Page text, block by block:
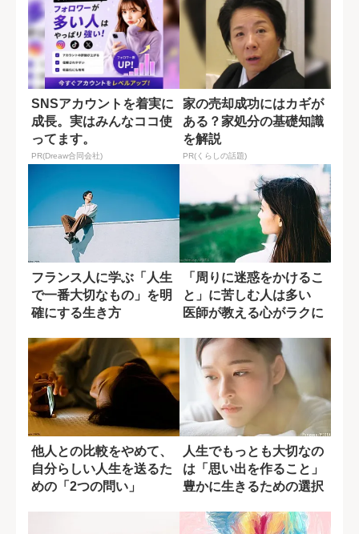
SNSアカウントを着実に
成長。実はみんなココ使
ってます。
PR(Dreaw合同会社)
家の売却成功にはカギが
ある？家処分の基礎知識
を解説
PR(くらしの話題)
フランス人に学ぶ「人生
で一番大切なもの」を明
確にする生き方
「周りに迷惑をかけるこ
と」に苦しむ人は多い
医師が教える心がラクに
他人との比較をやめて、
自分らしい人生を送るた
めの「2つの問い」
人生でもっとも大切なの
は「思い出を作ること」
豊かに生きるための選択